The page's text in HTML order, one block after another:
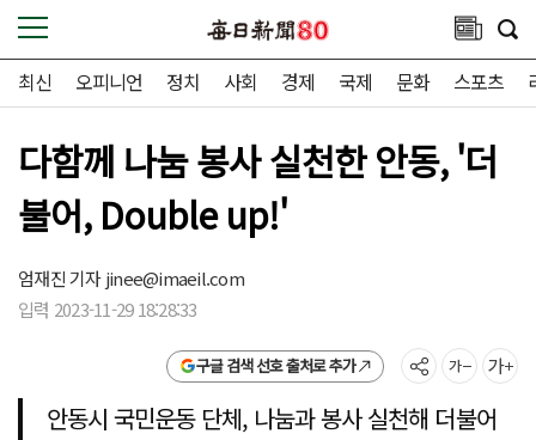
최신 오피니언 정치 사회 경제 국제 문화 스포츠
다함께 나눔 봉사 실천한 안동, '더
불어, Double up!'
엄재진 기자jinee@imaeil.com
입력 2023-11-29 18:28:33
구글 검색 선호 출처로 추가
안동시 국민운동 단체, 나눔과 봉사 실천해 더불어